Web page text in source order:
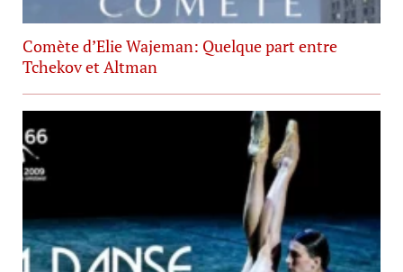
Comète d’Elie Wajeman: Quelque part entre
Tchekov et Altman